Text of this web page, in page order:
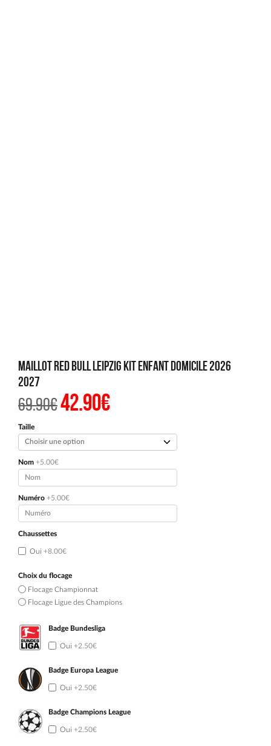
Maillot Red Bull Leipzig Kit Enfant Domicile 2026
2027
69.90€Le
prix
était :
69.90€.
42.90€Le
prix
est :
42.90€.
Taille
Nom +5.00€
Numéro +5.00€
Chaussettes
Oui +8.00€
Choix du flocage
Flocage Championnat
Flocage Ligue des Champions
Badge Bundesliga
Oui +2.50€
Badge Europa League
Oui +2.50€
Badge Champions League
Oui +2.50€